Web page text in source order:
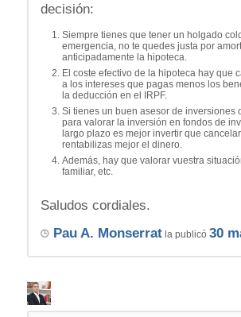
decisión:
Siempre tienes que tener un holgado
emergencia, no te quedes justa por
anticipadamente la hipoteca.
El coste efectivo de la hipoteca hay que
a los intereses que pagas menos los
la deducción en el IRPF.
Si tienes un buen asesor de inversiones
para valorar la inversión en fondos de
largo plazo es mejor invertir que
rentabilizas mejor el dinero.
Además, hay que valorar vuestra
familiar, etc.
Saludos cordiales.
Pau A. Monserratla publicó 30